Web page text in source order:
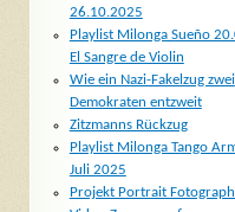
26.10.2025
Playlist Milonga Sueño
El Sangre de Violin
Wie ein Nazi-Fakelzug zwei
Demokraten entzweit
Zitzmanns Rückzug
Playlist Milonga Tango
Juli 2025
Projekt Portrait